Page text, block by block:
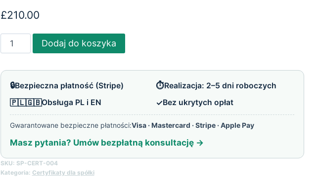
£210.00
ilość
Apostille
aktu
założycielskiego
spółki
Dodaj do koszyka
🔒Bezpieczna płatność (Stripe) ⏱️Realizacja: 2–5 dni roboczych
🇵🇱🇬🇧Obsługa PL i EN ✓Bez ukrytych opłat
Gwarantowane bezpieczne płatności:Visa · Mastercard · Stripe · Apple Pay
Masz pytania? Umów bezpłatną konsultację →
SKU: SP-CERT-004
Kategoria: Certyfikaty dla spółki